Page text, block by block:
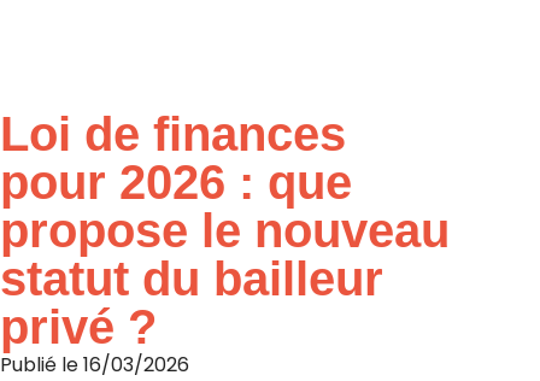
Loi de finances
pour 2026 : que
propose le nouveau
statut du bailleur
privé ?
Publié le16/03/2026